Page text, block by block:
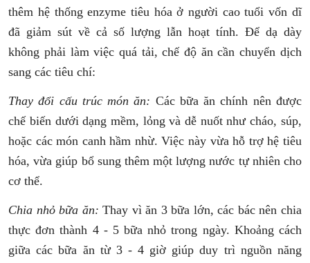
thêm hệ thống enzyme tiêu hóa ở người cao tuổi vốn dĩ
đã giảm sút về cả số lượng lẫn hoạt tính. Để dạ dày
không phải làm việc quá tải, chế độ ăn cần chuyển dịch
sang các tiêu chí:
Thay đổi cấu trúc món ăn: Các bữa ăn chính nên được
chế biến dưới dạng mềm, lỏng và dễ nuốt như cháo, súp,
hoặc các món canh hầm nhừ. Việc này vừa hỗ trợ hệ tiêu
hóa, vừa giúp bổ sung thêm một lượng nước tự nhiên cho
cơ thể.
Chia nhỏ bữa ăn: Thay vì ăn 3 bữa lớn, các bác nên chia
thực đơn thành 4 - 5 bữa nhỏ trong ngày. Khoảng cách
giữa các bữa ăn từ 3 - 4 giờ giúp duy trì nguồn năng